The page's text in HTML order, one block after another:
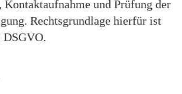
und Prüfung der
Rechtsgrundlage hierfür ist
DSGVO.